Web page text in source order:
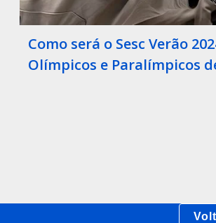
Como será o Sesc Verão
Olímpicos e Paralímpicos